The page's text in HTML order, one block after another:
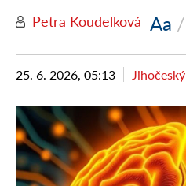
Petra Koudelková Aa /
25. 6. 2026, 05:13 Jihočeský